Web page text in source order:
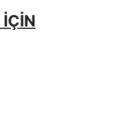
İÇİN